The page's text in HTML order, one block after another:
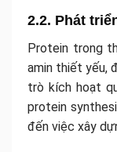
2.2. Phát
Protein trong
amin thiết yếu,
trò kích hoạt
protein
đến việc xây